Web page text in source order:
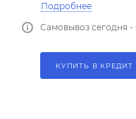
Подробнее
Самовывоз сегодня -
КУПИТЬ В КРЕДИТ